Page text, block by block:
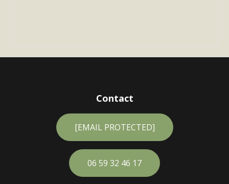
Contact
[EMAIL PROTECTED]
06 59 32 46 17